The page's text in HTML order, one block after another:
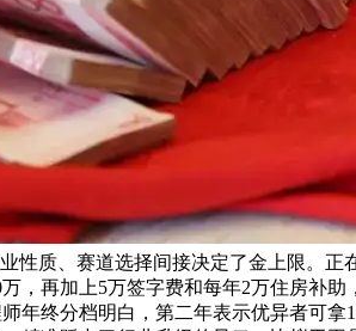
性质、赛道选择间接决定了金上限。
，再加上5万签字费和每年2万住房补
年终分档明白，第二年表示优异者可